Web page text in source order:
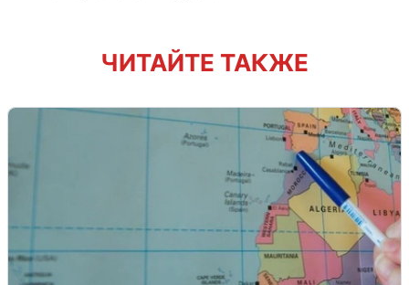
ЧИТАЙТЕ ТАКЖЕ